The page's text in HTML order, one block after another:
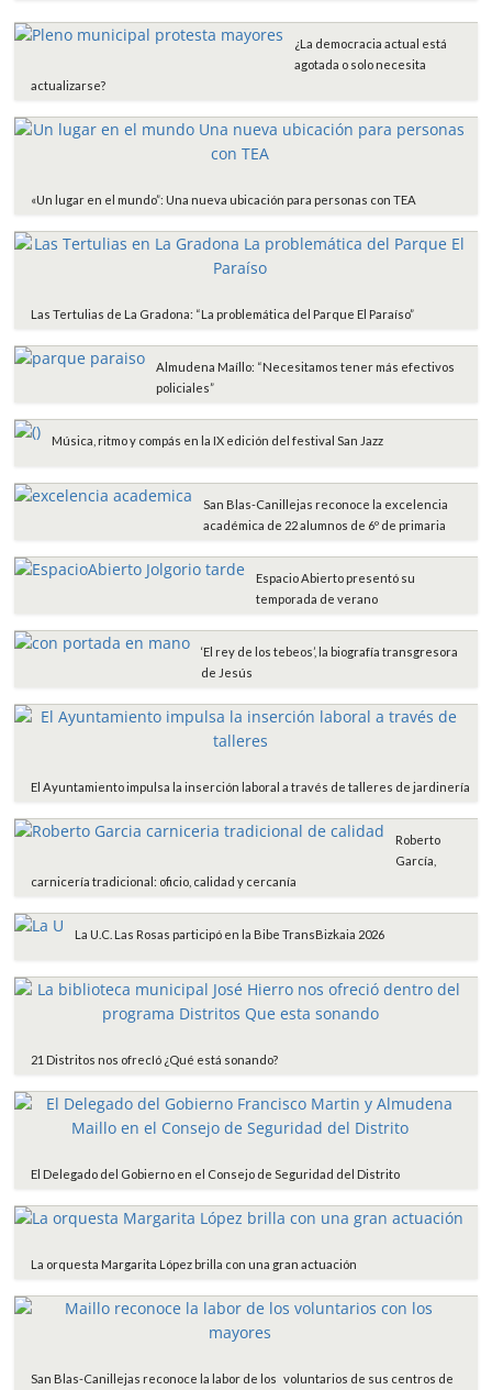
o
r
p
p
t
¿La democracia actual está
agotada o solo necesita
actualizarse?
«Un lugar en el mundo”: Una nueva ubicación para personas con TEA
Las Tertulias de La Gradona: “La problemática del Parque El Paraíso”
Almudena Maíllo: “Necesitamos tener más efectivos
policiales”
Música, ritmo y compás en la IX edición del festival San Jazz
San Blas-Canillejas reconoce la excelencia
académica de 22 alumnos de 6º de primaria
Espacio Abierto presentó su
temporada de verano
‘El rey de los tebeos’, la biografía transgresora
de Jesús
El Ayuntamiento impulsa la inserción laboral a través de talleres de jardinería
Roberto
García,
carnicería tradicional: oficio, calidad y cercanía
La U.C. Las Rosas participó en la Bibe TransBizkaia 2026
21 Distritos nos ofrecIó ¿Qué está sonando?
El Delegado del Gobierno en el Consejo de Seguridad del Distrito
La orquesta Margarita López brilla con una gran actuación
San Blas-Canillejas reconoce la labor de los voluntarios de sus centros de